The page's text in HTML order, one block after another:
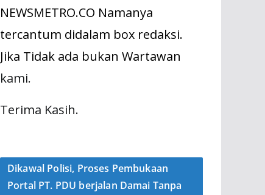
NEWSMETRO.CO Namanya
tercantum didalam box redaksi.
Jika Tidak ada bukan Wartawan
kami.
Terima Kasih.
Dikawal Polisi, Proses Pembukaan
Portal PT. PDU berjalan Damai Tanpa